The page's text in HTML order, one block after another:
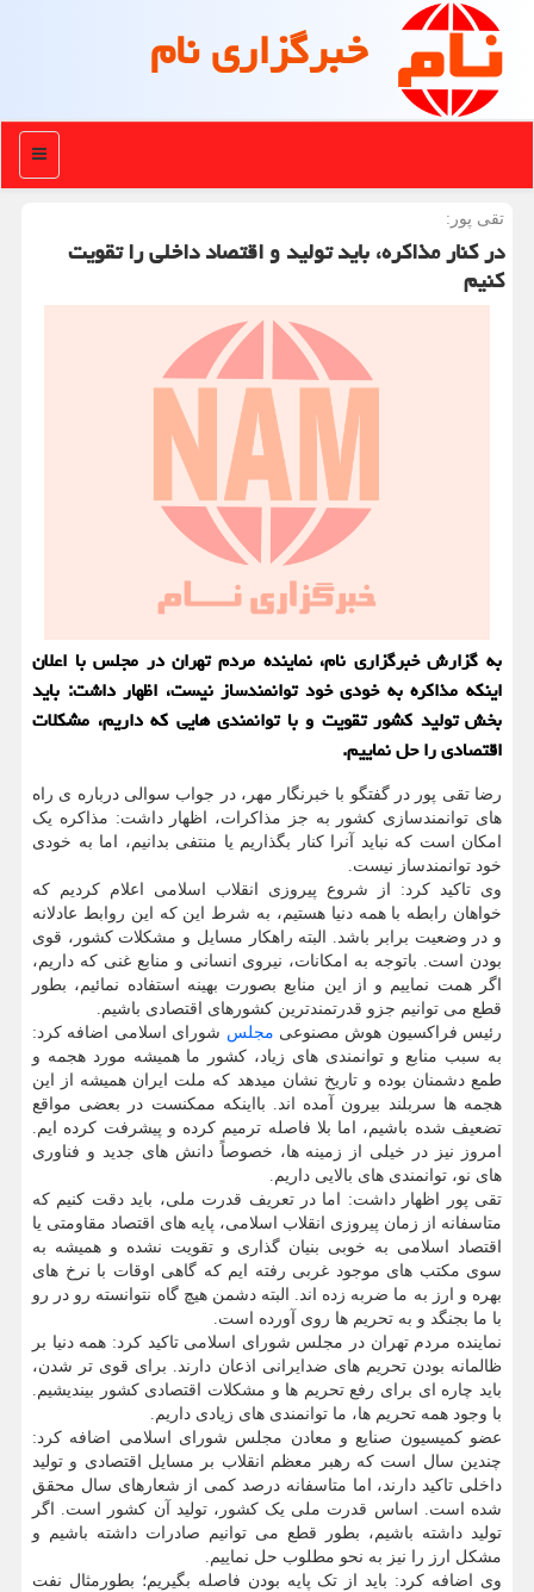
خبرگزاری نام
منو
تقی پور:
در کنار مذاکره، باید تولید و اقتصاد داخلی را تقویت
کنیم
به گزارش خبرگزاری نام، نماینده مردم تهران در مجلس با اعلان
اینکه مذاکره به خودی خود توانمندساز نیست، اظهار داشت: باید
بخش تولید کشور تقویت و با توانمندی هایی که داریم، مشکلات
اقتصادی را حل نماییم.
رضا تقی پور در گفتگو با خبرنگار مهر، در جواب سوالی درباره ی راه
های توانمندسازی کشور به جز مذاکرات، اظهار داشت: مذاکره یک
امکان است که نباید آنرا کنار بگذاریم یا منتفی بدانیم، اما به خودی
خود توانمندساز نیست.
وی تاکید کرد: از شروع پیروزی انقلاب اسلامی اعلام کردیم که
خواهان رابطه با همه دنیا هستیم، به شرط این که این روابط عادلانه
و در وضعیت برابر باشد. البته راهکار مسایل و مشکلات کشور، قوی
بودن است. باتوجه به امکانات، نیروی انسانی و منابع غنی که داریم،
اگر همت نماییم و از این منابع بصورت بهینه استفاده نمائیم، بطور
قطع می توانیم جزو قدرتمندترین کشورهای اقتصادی باشیم.
رئیس فراکسیون هوش مصنوعی مجلس شورای اسلامی اضافه کرد:
به سبب منابع و توانمندی های زیاد، کشور ما همیشه مورد هجمه و
طمع دشمنان بوده و تاریخ نشان میدهد که ملت ایران همیشه از این
هجمه ها سربلند بیرون آمده اند. بااینکه ممکنست در بعضی مواقع
تضعیف شده باشیم، اما بلا فاصله ترمیم کرده و پیشرفت کرده ایم.
امروز نیز در خیلی از زمینه ها، خصوصاً دانش های جدید و فناوری
های نو، توانمندی های بالایی داریم.
تقی پور اظهار داشت: اما در تعریف قدرت ملی، باید دقت کنیم که
متاسفانه از زمان پیروزی انقلاب اسلامی، پایه های اقتصاد مقاومتی یا
اقتصاد اسلامی به خوبی بنیان گذاری و تقویت نشده و همیشه به
سوی مکتب های موجود غربی رفته ایم که گاهی اوقات با نرخ های
بهره و ارز به ما ضربه زده اند. البته دشمن هیچ گاه نتوانسته رو در رو
با ما بجنگد و به تحریم ها روی آورده است.
نماینده مردم تهران در مجلس شورای اسلامی تاکید کرد: همه دنیا بر
ظالمانه بودن تحریم های ضدایرانی اذعان دارند. برای قوی تر شدن،
باید چاره ای برای رفع تحریم ها و مشکلات اقتصادی کشور بیندیشیم.
با وجود همه تحریم ها، ما توانمندی های زیادی داریم.
عضو کمیسیون صنایع و معادن مجلس شورای اسلامی اضافه کرد:
چندین سال است که رهبر معظم انقلاب بر مسایل اقتصادی و تولید
داخلی تاکید دارند، اما متاسفانه درصد کمی از شعارهای سال محقق
شده است. اساس قدرت ملی یک کشور، تولید آن کشور است. اگر
تولید داشته باشیم، بطور قطع می توانیم صادرات داشته باشیم و
مشکل ارز را نیز به نحو مطلوب حل نماییم.
وی اضافه کرد: باید از تک پایه بودن فاصله بگیریم؛ بطورمثال نفت